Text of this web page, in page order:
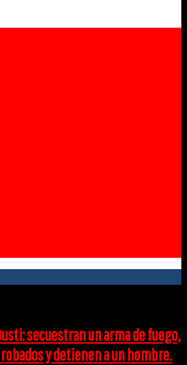
secuestran un arma de fuego,
y detienen a un hombre.